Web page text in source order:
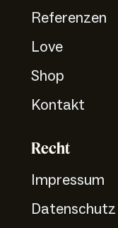
Referenzen
Love
Shop
Kontakt
Recht
Impressum
Datenschutz